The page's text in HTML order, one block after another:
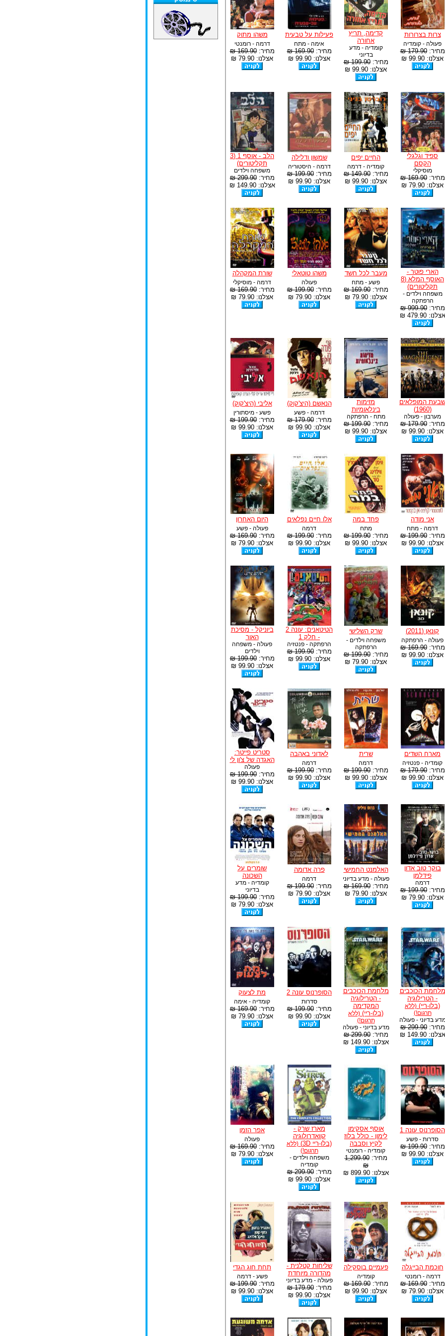
- צוות דיוידי מאסטר ישיר.
צרות בצרורות
פעולה - קומדיה
מחיר:179.90 ₪
אצלנו: 99.90 ₪
קדימה, תריץ
אחורה
קומדיה - מדע
בדיוני
מחיר:199.90 ₪
אצלנו: 99.90 ₪
פעילות על טבעית
אימה - מתח
מחיר:169.90 ₪
אצלנו: 99.90 ₪
משהו מתוק
דרמה - רומנטי
מחיר:169.90 ₪
אצלנו: 79.90 ₪
ספיד וגלגלי
הקסם
מוסיקלי
מחיר:169.90 ₪
אצלנו: 79.90 ₪
החיים יפים
קומדיה - דרמה
מחיר:149.90 ₪
אצלנו: 99.90 ₪
שמשון ודלילה
דרמה - היסטוריה
מחיר:199.90 ₪
אצלנו: 99.90 ₪
הלב - אוסף 1 (3
תקליטורים)
משפחה וילדים
מחיר:299.90 ₪
אצלנו: 149.90 ₪
הארי פוטר -
האוסף המלא (8
תקליטורים)
משפחה וילדים -
הרפתקה
מחיר:999.90 ₪
אצלנו: 479.90 ₪
מעבר לכל חשד
פשע - מתח
מחיר:169.90 ₪
אצלנו: 79.90 ₪
משהו טוטאלי
פעולה
מחיר:199.90 ₪
אצלנו: 79.90 ₪
שורת המקהלה
דרמה - מוסיקלי
מחיר:169.90 ₪
אצלנו: 79.90 ₪
שבעת המופלאים
(1960)
מערבון - פעולה
מחיר:179.90 ₪
אצלנו: 99.90 ₪
מזימות
בינלאומיות
מתח - הרפתקה
מחיר:199.90 ₪
אצלנו: 99.90 ₪
הנאשם (היצ'קוק)
דרמה - פשע
מחיר:179.90 ₪
אצלנו: 99.90 ₪
אליבי (היצ'קוק)
פשע - מיסתורין
מחיר:199.90 ₪
אצלנו: 99.90 ₪
אני מודה
דרמה - מתח
מחיר:199.90 ₪
אצלנו: 99.90 ₪
פחד במה
מתח
מחיר:199.90 ₪
אצלנו: 99.90 ₪
אלו חיים נפלאים
דרמה
מחיר:199.90 ₪
אצלנו: 99.90 ₪
היום האחרון
פעולה - פשע
מחיר:169.90 ₪
אצלנו: 79.90 ₪
קונאן (2011)
פעולה - הרפתקה
מחיר:169.90 ₪
אצלנו: 99.90 ₪
שרק השלישי
משפחה וילדים -
הרפתקה
מחיר:199.90 ₪
אצלנו: 79.90 ₪
הטיטאנים: עונה 2
- חלק 1
הרפתקה - פנטזיה
מחיר:199.90 ₪
אצלנו: 99.90 ₪
ביוניקל - מסיכת
האור
פעולה - משפחה
וילדים
מחיר:199.90 ₪
אצלנו: 99.90 ₪
מארח השדים
קומדיה - פנטזיה
מחיר:179.90 ₪
אצלנו: 99.90 ₪
שרית
דרמה
מחיר:199.90 ₪
אצלנו: 99.90 ₪
לאדוני באהבה
דרמה
מחיר:199.90 ₪
אצלנו: 99.90 ₪
סטריט פייטר:
האגדה של צ'ון לי
פעולה
מחיר:199.90 ₪
אצלנו: 99.90 ₪
בוקר טוב אדון
פידלמן
דרמה
מחיר:199.90 ₪
אצלנו: 79.90 ₪
האלמנט החמישי
פעולה - מדע בדיוני
מחיר:169.90 ₪
אצלנו: 79.90 ₪
פרה אדומה
דרמה
מחיר:199.90 ₪
אצלנו: 79.90 ₪
שומרים על
השכונה
קומדיה - מדע
בדיוני
מחיר:199.90 ₪
אצלנו: 79.90 ₪
מלחמת הכוכבים
- הטרילוגיה
(בלו-ריי) (ללא
תרגום!)
בדיוני - פעולה
מחיר:299.90 ₪
אצלנו: 149.90 ₪
מלחמת הכוכבים
- הטרילוגיה
המקדימה
(בלו-ריי) (ללא
תרגום!)
מדע בדיוני - פעולה
מחיר:299.90 ₪
אצלנו: 149.90 ₪
הסופרנוס עונה 2
סדרות
מחיר:199.90 ₪
אצלנו: 99.90 ₪
מת לצעוק
קומדיה - אימה
מחיר:169.90 ₪
אצלנו: 79.90 ₪
הסופרנוס עונה 1
סדרות - פשע
מחיר:199.90 ₪
אצלנו: 99.90 ₪
אוסף אסקימו
לימון - כולל בלוז
לקיץ וסבבה
קומדיה - רומנטי
מחיר:1,299.90
₪
אצלנו: 899.90 ₪
מארז שרק -
קוואדרולוגיה
(בלו-ריי 3D)
(ללא
תרגום!)
משפחה וילדים -
קומדיה
מחיר:299.90 ₪
אצלנו: 99.90 ₪
אפר הזמן
פעולה
מחיר:169.90 ₪
אצלנו: 79.90 ₪
חוכמת הבייגלה
דרמה - רומנטי
מחיר:169.90 ₪
אצלנו: 79.90 ₪
פעמיים בוסקילה
קומדיה
מחיר:169.90 ₪
אצלנו: 99.90 ₪
שליחות קטלנית -
מהדורה מיוחדת
פעולה - מדע בדיוני
מחיר:179.90 ₪
אצלנו: 99.90 ₪
תחת חוג הגדי
פשע - דרמה
מחיר:199.90 ₪
אצלנו: 99.90 ₪